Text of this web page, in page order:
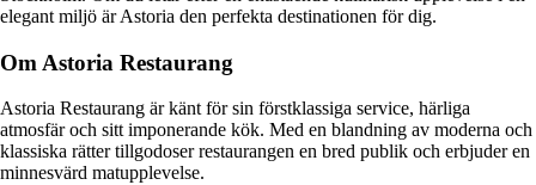
elegant miljö är Astoria den perfekta destinationen för dig.
Om Astoria Restaurang
Astoria Restaurang är känt för sin förstklassiga service, härliga
atmosfär och sitt imponerande kök. Med en blandning av moderna och
klassiska rätter tillgodoser restaurangen en bred publik och erbjuder en
minnesvärd matupplevelse.